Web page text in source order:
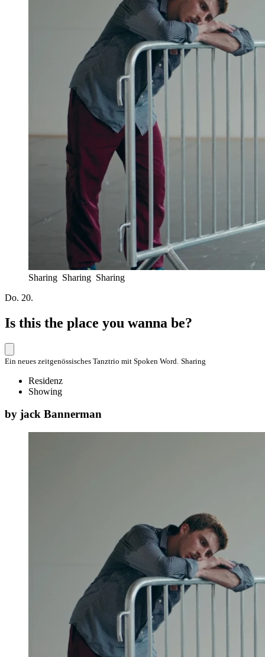
Sharing Sharing Sharing
Do. 20.
Is this the place you wanna be?
Ein neues zeitgenössisches Tanztrio mit Spoken Word. Sharing
Residenz
Showing
by jack Bannerman